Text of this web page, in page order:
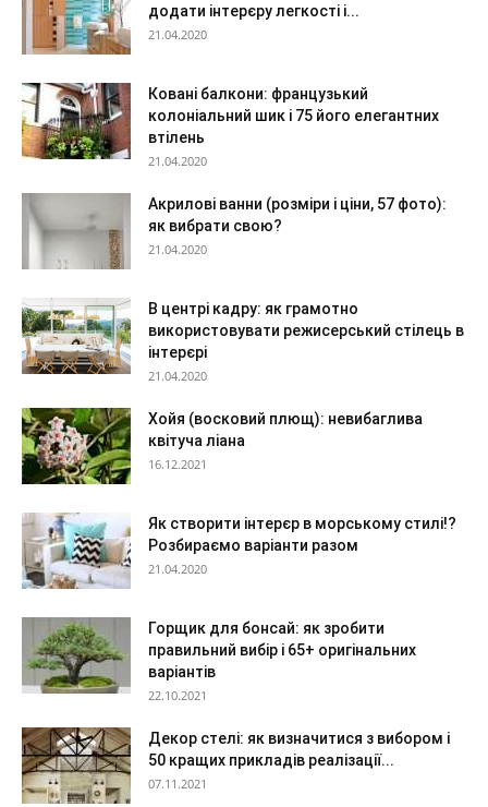
додати інтерєру легкості і...
21.04.2020
Ковані балкони: французький
колоніальний шик і 75 його елегантних
втілень
21.04.2020
Акрилові ванни (розміри і ціни, 57 фото):
як вибрати свою?
21.04.2020
В центрі кадру: як грамотно
використовувати режисерський стілець в
інтерєрі
21.04.2020
Хойя (восковий плющ): невибаглива
квітуча ліана
16.12.2021
Як створити інтерєр в морському стилі!?
Розбираємо варіанти разом
21.04.2020
Горщик для бонсай: як зробити
правильний вибір і 65+ оригінальних
варіантів
22.10.2021
Декор стелі: як визначитися з вибором і
50 кращих прикладів реалізації...
07.11.2021